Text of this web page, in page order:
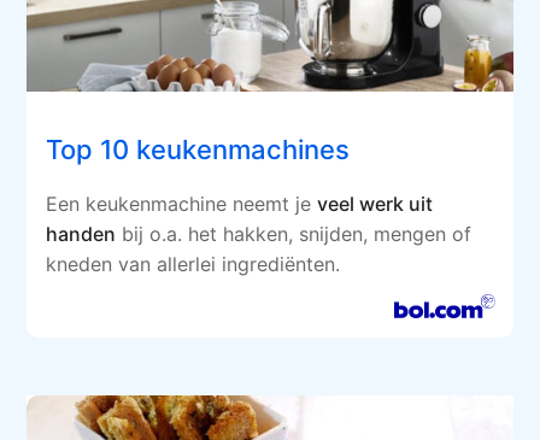
Top 10 keukenmachines
Een keukenmachine neemt jeveel werk uit
handen bij o.a. het hakken, snijden, mengen of
kneden van allerlei ingrediënten.